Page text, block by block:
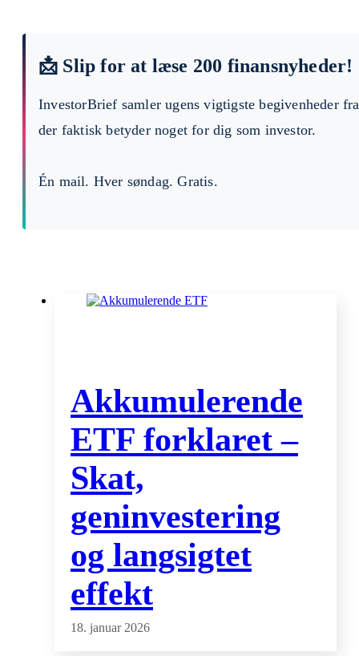
📩 Slip for at læse 200 finansnyheder!
InvestorBrief samler ugens vigtigste begivenheder
der faktisk betyder noget for dig som investor.
Én mail. Hver søndag. Gratis.
Akkumulerende
ETF forklaret –
Skat,
geninvestering
og langsigtet
effekt
18. januar 2026